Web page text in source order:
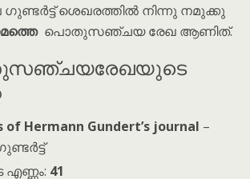
ഗുണ്ടർട്ട് ശെഖരത്തിൽ നിന്നു നമുക്കു
പൊതുസഞ്ചയ രേഖ ആണിത്.
of Hermann Gundert’s journal –
41